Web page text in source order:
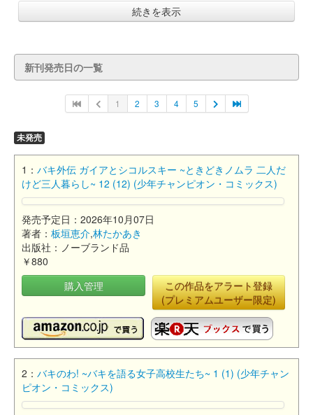
続きを表示
新刊発売日の一覧
1 2 3 4 5
未発売
1： バキ外伝 ガイアとシコルスキー ~ときどきノムラ 二人だ
けど三人暮らし~ 12 (12) (少年チャンピオン・コミックス)
発売予定日：2026年10月07日
著者： 板垣恵介,林たかあき
出版社：ノーブランド品
￥880
購入管理
この作品をアラート登録
(プレミアムユーザー限定)
2： バキのわ! ~バキを語る女子高校生たち~ 1 (1) (少年チャン
ピオン・コミックス)